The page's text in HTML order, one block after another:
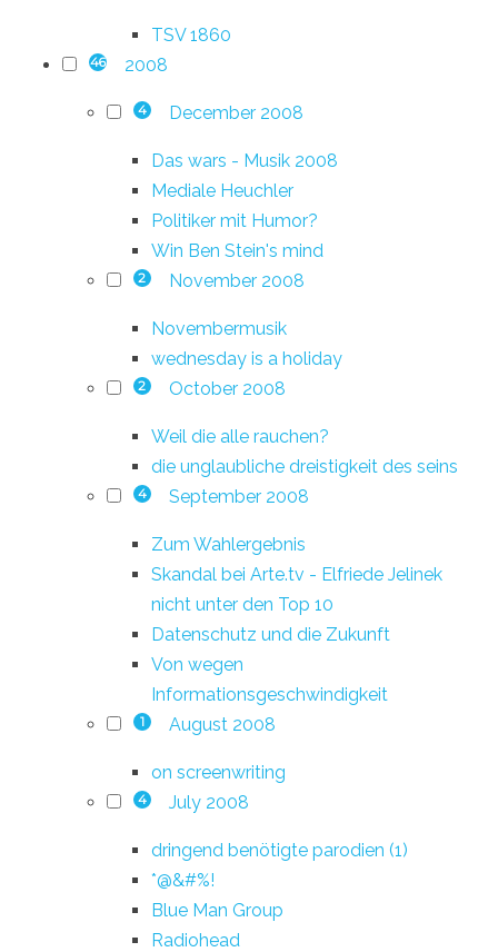
TSV 1860
46 2008
4 December 2008
Das wars - Musik 2008
Mediale Heuchler
Politiker mit Humor?
Win Ben Stein's mind
2 November 2008
Novembermusik
wednesday is a holiday
2 October 2008
Weil die alle rauchen?
die unglaubliche dreistigkeit des seins
4 September 2008
Zum Wahlergebnis
Skandal bei Arte.tv - Elfriede Jelinek
nicht unter den Top 10
Datenschutz und die Zukunft
Von wegen
Informationsgeschwindigkeit
1 August 2008
on screenwriting
4 July 2008
dringend benötigte parodien (1)
*@&#%!
Blue Man Group
Radiohead